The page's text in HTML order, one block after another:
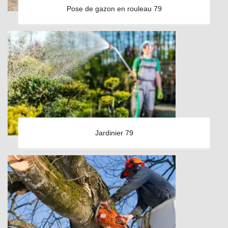
Pose de gazon en rouleau 79
Jardinier 79